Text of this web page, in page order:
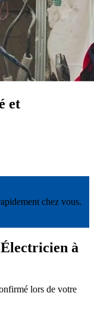
et
chez vous.
à
lors de votre